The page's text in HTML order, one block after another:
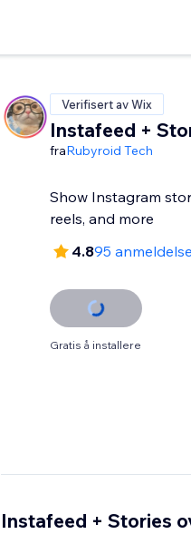
Verifisert av Wix
Instafeed +
fraRubyroid Tech
Show Instagram
reels, and more
4.895
Gratis å installere
Instafeed + Stories